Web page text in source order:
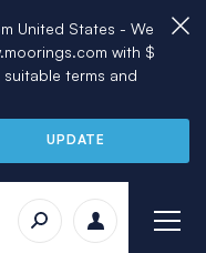
United States - We
with $
terms and
UPDATE